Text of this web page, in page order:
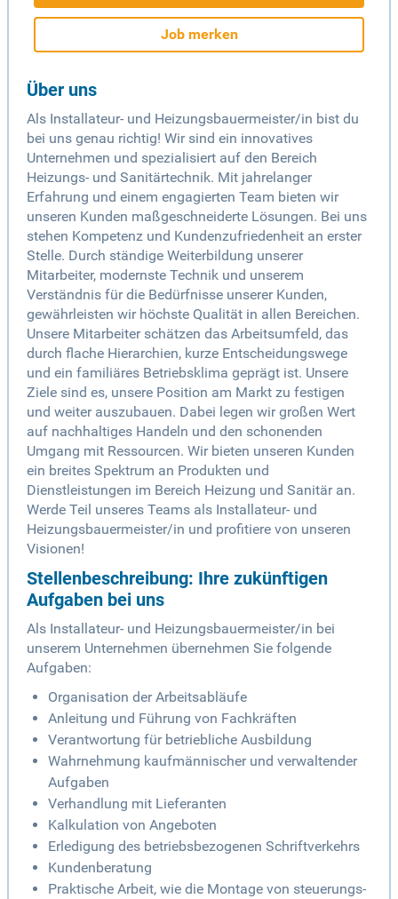
Job merken
Über uns
Als Installateur- und Heizungsbauermeister/in bist du
bei uns genau richtig! Wir sind ein innovatives
Unternehmen und spezialisiert auf den Bereich
Heizungs- und Sanitärtechnik. Mit jahrelanger
Erfahrung und einem engagierten Team bieten wir
unseren Kunden maßgeschneiderte Lösungen. Bei uns
stehen Kompetenz und Kundenzufriedenheit an erster
Stelle. Durch ständige Weiterbildung unserer
Mitarbeiter, modernste Technik und unserem
Verständnis für die Bedürfnisse unserer Kunden,
gewährleisten wir höchste Qualität in allen Bereichen.
Unsere Mitarbeiter schätzen das Arbeitsumfeld, das
durch flache Hierarchien, kurze Entscheidungswege
und ein familiäres Betriebsklima geprägt ist. Unsere
Ziele sind es, unsere Position am Markt zu festigen
und weiter auszubauen. Dabei legen wir großen Wert
auf nachhaltiges Handeln und den schonenden
Umgang mit Ressourcen. Wir bieten unseren Kunden
ein breites Spektrum an Produkten und
Dienstleistungen im Bereich Heizung und Sanitär an.
Werde Teil unseres Teams als Installateur- und
Heizungsbauermeister/in und profitiere von unseren
Visionen!
Stellenbeschreibung: Ihre zukünftigen
Aufgaben bei uns
Als Installateur- und Heizungsbauermeister/in bei
unserem Unternehmen übernehmen Sie folgende
Aufgaben:
Organisation der Arbeitsabläufe
Anleitung und Führung von Fachkräften
Verantwortung für betriebliche Ausbildung
Wahrnehmung kaufmännischer und verwaltender
Aufgaben
Verhandlung mit Lieferanten
Kalkulation von Angeboten
Erledigung des betriebsbezogenen Schriftverkehrs
Kundenberatung
Praktische Arbeit, wie die Montage von steuerungs-